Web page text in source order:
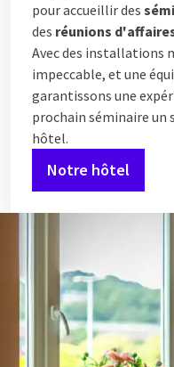
pour accueillir des
des réunions
Avec des installations
impeccable, et une
garantissons une
prochain séminaire un
hôtel.
Notre hôtel